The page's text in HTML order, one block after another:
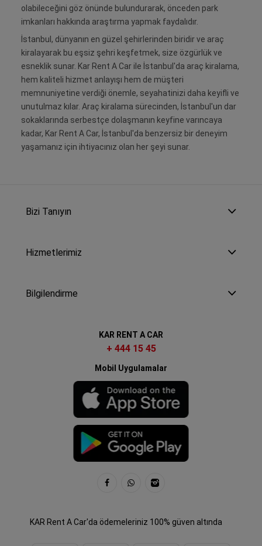
olabileceğini göz önünde bulundurarak, önceden park
imkanları hakkında araştırma yapmak faydalıdır.
İstanbul, dünyanın en güzel şehirlerinden biridir ve araç
kiralayarak bu eşsiz şehri keşfetmek, size özgürlük ve
esneklik sunar. Kar Rent A Car ile İstanbul'da araç kiralama,
hem kaliteli hizmet anlayışı hem de müşteri
memnuniyetine verdiği önemle, seyahatinizi daha keyifli ve
unutulmaz kılar. Araç kiralama sürecinden, İstanbul'un dar
sokaklarında serbestçe dolaşmanın keyfine varıncaya
kadar, Kar Rent A Car, İstanbul'da benzersiz bir deneyim
yaşamanız için ihtiyacınız olan her şeyi sunar.
Bizi Tanıyın
Hizmetlerimiz
Bilgilendirme
KAR RENT A CAR
+ 444 15 45
Mobil Uygulamalar
KAR Rent A Car'da ödemeleriniz 100% güven altında